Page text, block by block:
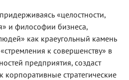
«целостности,
и философии бизнеса,
как краеугольный камень
к совершенству» в
предприятия, создаст
корпоративные стратегические